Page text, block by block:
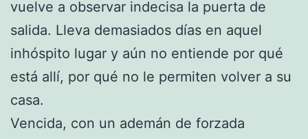
vuelve a observar indecisa la puerta de
salida. Lleva demasiados días en aquel
inhóspito lugar y aún no entiende por qué
está allí, por qué no le permiten volver a su
casa.
Vencida, con un ademán de forzada